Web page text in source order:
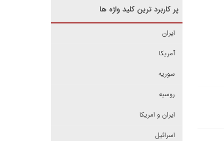
پر کاربرد ترین کلید واژه ها
ایران
آمریکا
سوریه
روسیه
ایران و امریکا
اسرائیل